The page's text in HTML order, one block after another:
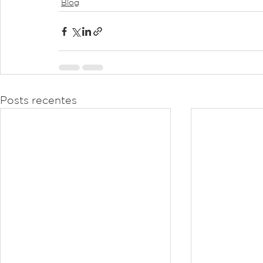
Blog
Posts recentes